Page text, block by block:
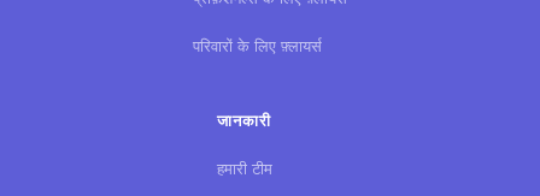
परिवारों के लिए फ़्लायर्स
जानकारी
हमारी टीम